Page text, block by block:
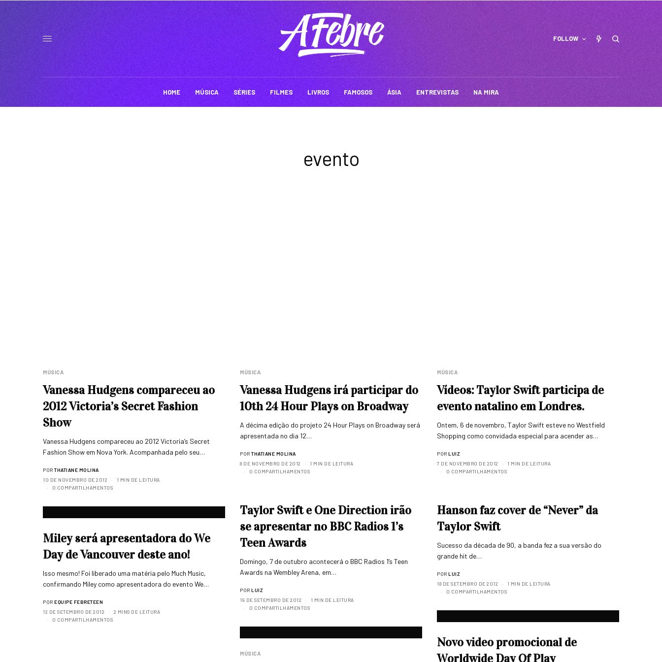
FOLLOW
HOME MÚSICA SÉRIES FILMES LIVROS FAMOSOS ÁSIA ENTREVISTAS NA MIRA
evento
MÚSICA
Vanessa Hudgens compareceu ao
2012 Victoria’s Secret Fashion
Show
Vanessa Hudgens compareceu ao 2012 Victoria’s Secret
Fashion Show em Nova York. Acompanhada pelo seu…
POR THATIANE MOLINA
10 DE NOVEMBRO DE 2012
1 MIN DE LEITURA
0 COMPARTILHAMENTOS
MÚSICA
Vanessa Hudgens irá participar do
10th 24 Hour Plays on Broadway
A décima edição do projeto 24 Hour Plays on Broadway será
apresentada no dia 12…
POR THATIANE MOLINA
8 DE NOVEMBRO DE 2012
1 MIN DE LEITURA
0 COMPARTILHAMENTOS
MÚSICA
Vídeos: Taylor Swift participa de
evento natalino em Londres.
Ontem, 6 de novembro, Taylor Swift esteve no Westfield
Shopping como convidada especial para acender as…
POR LUIZ
7 DE NOVEMBRO DE 2012
1 MIN DE LEITURA
0 COMPARTILHAMENTOS
Taylor Swift e One Direction irão
se apresentar no BBC Radios 1’s
Teen Awards
Domingo, 7 de outubro acontecerá o BBC Radios 1’s Teen
Awards na Wembley Arena, em…
POR LUIZ
19 DE SETEMBRO DE 2012
1 MIN DE LEITURA
0 COMPARTILHAMENTOS
Hanson faz cover de “Never” da
Taylor Swift
Sucesso da década de 90, a banda fez a sua versão do
grande hit de…
POR LUIZ
18 DE SETEMBRO DE 2012
1 MIN DE LEITURA
0 COMPARTILHAMENTOS
Miley será apresentadora do We
Day de Vancouver deste ano!
Isso mesmo! Foi liberado uma matéria pelo Much Music,
confirmando Miley como apresentadora do evento We…
POR EQUIPE FEBRETEEN
12 DE SETEMBRO DE 2012
2 MINS DE LEITURA
0 COMPARTILHAMENTOS
Novo video promocional de
Worldwide Day Of Play
MÚSICA